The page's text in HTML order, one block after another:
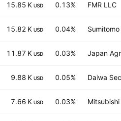
15.85 K USD 0.13% FMR LLC
15.82 K USD 0.04%
11.87 K USD 0.03% Japan
9.88 K USD 0.05% Daiwa
7.66 K USD 0.03%